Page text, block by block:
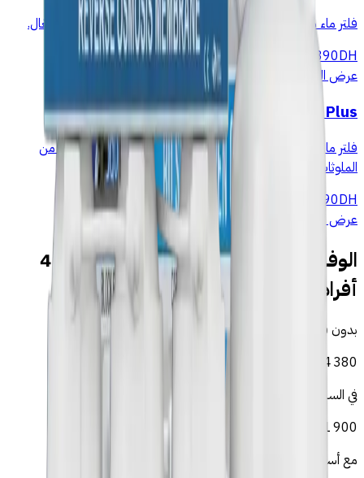
فلتر ماء منزلي 6 مراحل بتصميم مفتوح — صيانة سهلة وترشيح فعّال.
1 890DH
عرض التفاصيل
Pure Plus فلتر
فلتر ماء تناضح عكسي 5 مراحل اقتصادي وفعّال. يزيل 99.9% من
الملوثات لماء نقي مباشرة من الصنبور.
1 490DH
عرض التفاصيل
الوفر المحقق في الخميسات — عائلة من 4
أفراد
بدون فلتر (قناني)
4 380
في السنة
21 900
مع أسموز قطرات